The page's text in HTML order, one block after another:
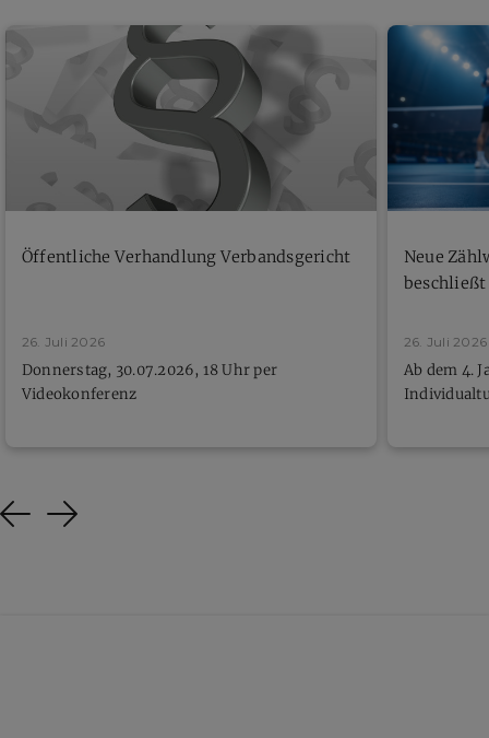
Öffentliche Verhandlung Verbandsgericht
26. Juli 2026
Donnerstag, 30.07.2026, 18 Uhr per
Videokonferenz
Neue
beschließt
26. Juli 2026
Ab dem 4.
Previous
Next